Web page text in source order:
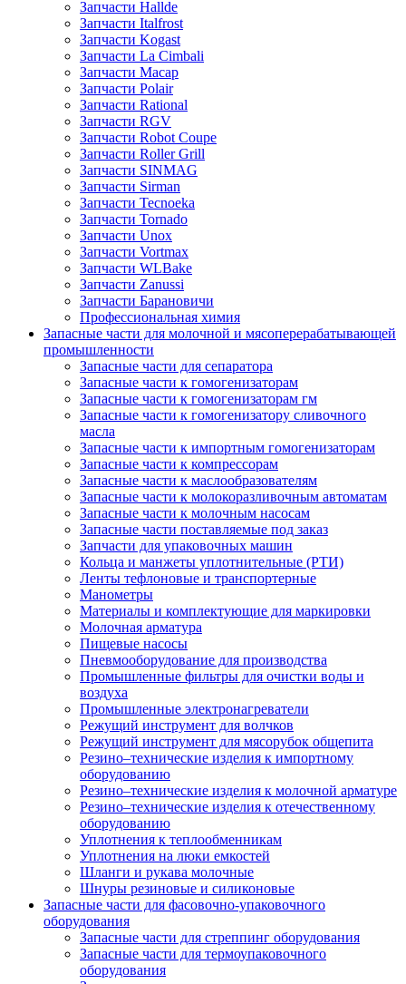
Запчасти Hallde
Запчасти Italfrost
Запчасти Kogast
Запчасти La Cimbali
Запчасти Macap
Запчасти Polair
Запчасти Rational
Запчасти RGV
Запчасти Robot Coupe
Запчасти Roller Grill
Запчасти SINMAG
Запчасти Sirman
Запчасти Tecnoeka
Запчасти Tornado
Запчасти Unox
Запчасти Vortmax
Запчасти WLBake
Запчасти Zanussi
Запчасти Барановичи
Профессиональная химия
Запасные части для молочной и мясоперерабатывающей
промышленности
Запасные части для сепаратора
Запасные части к гомогенизаторам
Запасные части к гомогенизаторам гм
Запасные части к гомогенизатору сливочного
масла
Запасные части к импортным гомогенизаторам
Запасные части к компрессорам
Запасные части к маслообразователям
Запасные части к молокоразливочным автоматам
Запасные части к молочным насосам
Запасные части поставляемые под заказ
Запчасти для упаковочных машин
Кольца и манжеты уплотнительные (РТИ)
Ленты тефлоновые и транспортерные
Манометры
Материалы и комплектующие для маркировки
Молочная арматура
Пищевые насосы
Пневмооборудование для производства
Промышленные фильтры для очистки воды и
воздуха
Промышленные электронагреватели
Режущий инструмент для волчков
Режущий инструмент для мясорубок общепита
Резино–технические изделия к импортному
оборудованию
Резино–технические изделия к молочной арматуре
Резино–технические изделия к отечественному
оборудованию
Уплотнения к теплообменникам
Уплотнения на люки емкостей
Шланги и рукава молочные
Шнуры резиновые и силиконовые
Запасные части для фасовочно-упаковочного
оборудования
Запасные части для стреппинг оборудования
Запасные части для термоупаковочного
оборудования